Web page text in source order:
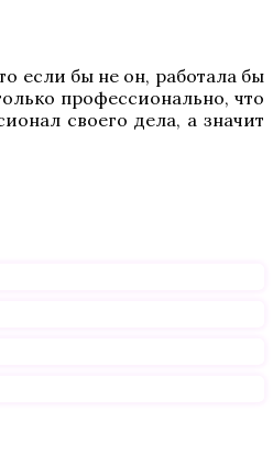
если бы не он, работала бы
профессионально, что
своего дела, а значит